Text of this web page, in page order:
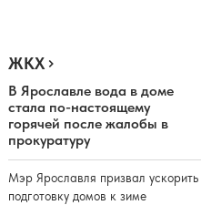
ЖКХ
В Ярославле вода в доме
стала по-настоящему
горячей после жалобы в
прокуратуру
Мэр Ярославля призвал ускорить
подготовку домов к зиме